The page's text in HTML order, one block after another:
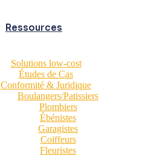
Ressources
Solutions low-cost
Études de Cas
Conformité & Juridique
Boulangers/Patissiers
Plombiers
Ébénistes
Garagistes
Coiffeurs
Fleuristes